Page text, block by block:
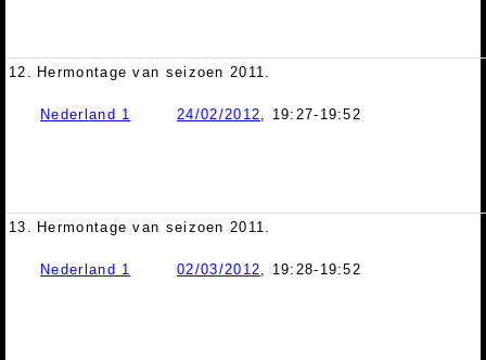
12. Hermontage van seizoen 2011.
Nederland 1 24/02/2012, 19:27-19:52
13. Hermontage van seizoen 2011.
Nederland 1 02/03/2012, 19:28-19:52